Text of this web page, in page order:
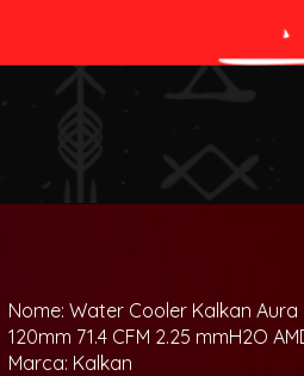
Nome: Water Cooler Kalkan
120mm 71.4 CFM 2.25 mmH2O
Marca: Kalkan